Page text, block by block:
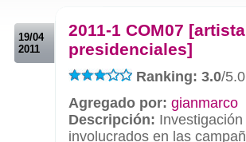
19/04
2011
2011-1 COM07
presidenciales]
Ranking: 3.0/
Agregado por: gianmarco
Descripción:
involucrados en las